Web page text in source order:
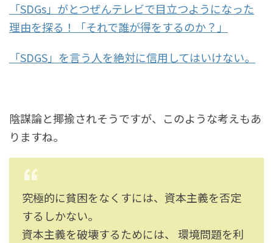
「SDGs」がとつぜんテレビで目立つようになった
理由を探る！「それで誰が得をするのか？」
「SDGS」を言う人を絶対に信用してはいけない。
陰謀論と揶揄されそうですが、このような考えもあ
りますね。
究極的に貧困をなくすには、資本主義を否定
するしかない。
資本主義を破壊するためには、 環境問題を利